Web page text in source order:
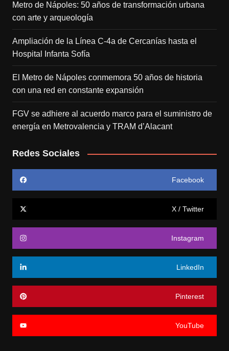
Metro de Nápoles: 50 años de transformación urbana
con arte y arqueología
Ampliación de la Línea C-4a de Cercanías hasta el
Hospital Infanta Sofía
El Metro de Nápoles conmemora 50 años de historia
con una red en constante expansión
FGV se adhiere al acuerdo marco para el suministro de
energía en Metrovalencia y TRAM d’Alacant
Redes Sociales
Facebook
X / Twitter
Instagram
LinkedIn
Pinterest
YouTube